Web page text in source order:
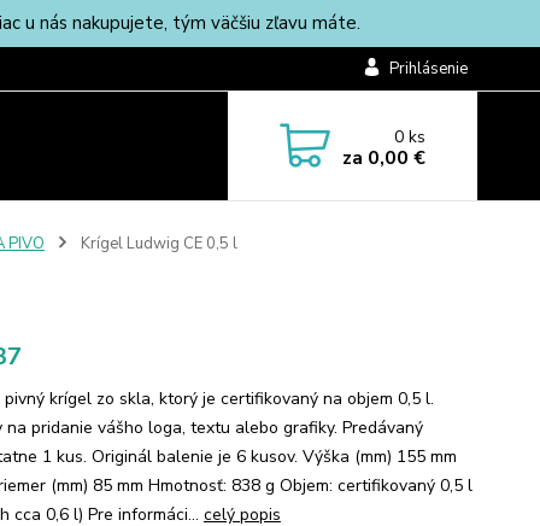
u nás nakupujete, tým väčšiu zľavu máte.
Prihlásenie
0ks
za 0,00 €
PIVO Krígel Ludwig CE 0,5 l
krígel zo skla, ktorý je certifikovaný na objem 0,5 l.
na pridanie vášho loga, textu alebo grafiky. Predávaný
1 kus. Originál balenie je 6 kusov. Výška (mm) 155 mm
(mm) 85 mm Hmotnosť: 838 g Objem: certifikovaný 0,5 l
cca 0,6 l) Pre informáci... celý popis